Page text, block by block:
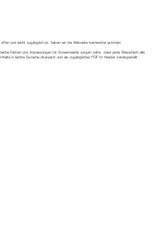
und leicht zugänglich ist, haben wir die Webseite barrierefrei optimiert.
Farben und Anpassungen für Screenreader sorgen dafür, dass jeder Besucherin alle
in leichte Sprache übersetzt und als zugängliches PDF im Header bereitgestellt.